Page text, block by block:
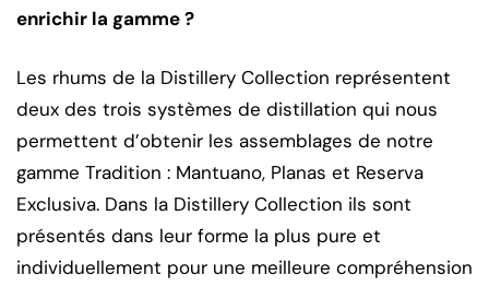
enrichir la gamme ?
Les rhums de la Distillery Collection représentent
deux des trois systèmes de distillation qui nous
permettent d’obtenir les assemblages de notre
gamme Tradition : Mantuano, Planas et Reserva
Exclusiva. Dans la Distillery Collection ils sont
présentés dans leur forme la plus pure et
individuellement pour une meilleure compréhension